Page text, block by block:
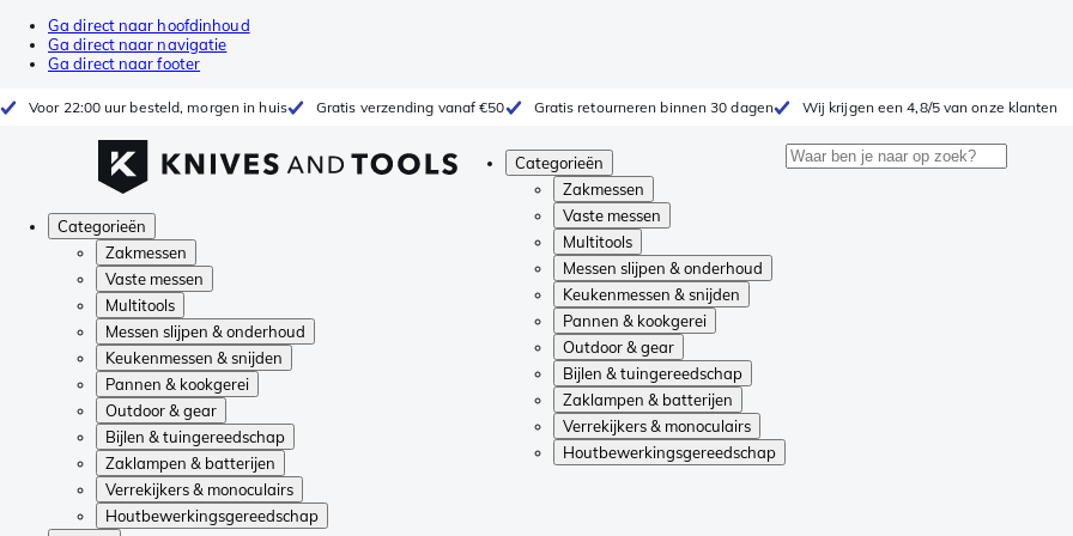
Ga direct naar hoofdinhoud
Ga direct naar navigatie
Ga direct naar footer
Voor 22:00 uur besteld, morgen in huis Gratis verzending vanaf €50 Gratis retourneren binnen 30 dagen Wij krijgen een 4,8/5 van onze klanten
Categorieën
Zakmessen
Vaste messen
Multitools
Messen slijpen & onderhoud
Keukenmessen & snijden
Pannen & kookgerei
Outdoor & gear
Bijlen & tuingereedschap
Zaklampen & batterijen
Verrekijkers & monoculairs
Houtbewerkingsgereedschap
Categorieën
Zakmessen
Vaste messen
Multitools
Messen slijpen & onderhoud
Keukenmessen & snijden
Pannen & kookgerei
Outdoor & gear
Bijlen & tuingereedschap
Zaklampen & batterijen
Verrekijkers & monoculairs
Houtbewerkingsgereedschap